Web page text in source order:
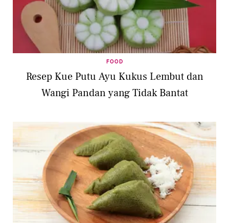
FOOD
Resep Kue Putu Ayu Kukus Lembut dan
Wangi Pandan yang Tidak Bantat